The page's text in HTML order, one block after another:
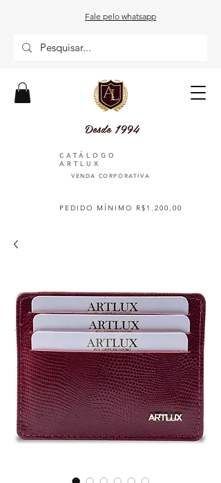
Fale pelo whatsapp
Desde 1994
PEDIDO MÍNIMO R$1.200,00
CATÁLOGO
ARTLUX
VENDA CORPORATIVA